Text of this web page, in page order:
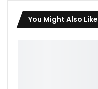
You Might Also Like